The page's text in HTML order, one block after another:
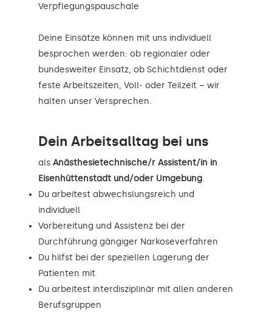
Verpflegungspauschale
Deine Einsätze können mit uns individuell
besprochen werden: ob regionaler oder
bundesweiter Einsatz, ob Schichtdienst oder
feste Arbeitszeiten, Voll- oder Teilzeit – wir
halten unser Versprechen.
Dein Arbeitsalltag bei uns
als Anästhesietechnische/r Assistent/in in
Eisenhüttenstadt und/oder Umgebung.
Du arbeitest abwechslungsreich und
individuell
Vorbereitung und Assistenz bei der
Durchführung gängiger Narkoseverfahren
Du hilfst bei der speziellen Lagerung der
Patienten mit
Du arbeitest interdisziplinär mit allen anderen
Berufsgruppen